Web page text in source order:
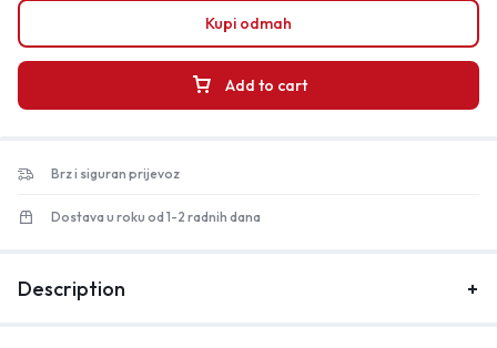
Add to cart
Kupi odmah
Brz i siguran prijevoz
Dostava u roku od 1-2 radnih dana
Description